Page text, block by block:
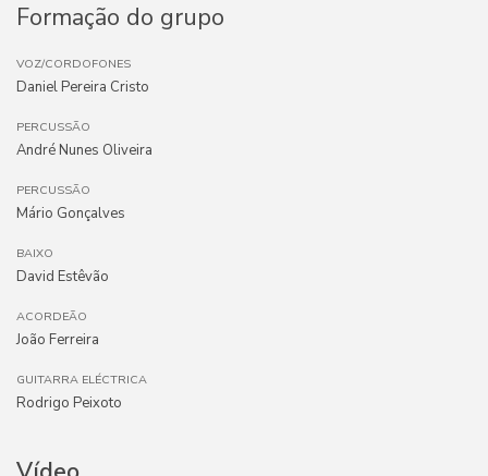
Formação do grupo
VOZ/CORDOFONES
Daniel Pereira Cristo
PERCUSSÃO
André Nunes Oliveira
PERCUSSÃO
Mário Gonçalves
BAIXO
David Estêvão
ACORDEÃO
João Ferreira
GUITARRA ELÉCTRICA
Rodrigo Peixoto